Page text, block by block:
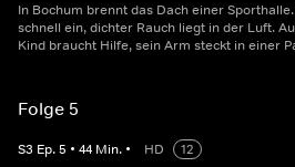
In Bochum brennt das Dach einer
schnell ein, dichter Rauch liegt in der Luft.
Kind braucht Hilfe, sein Arm steckt in einer
Folge 5
S3 Ep.5 • 44 Min. • HD
12